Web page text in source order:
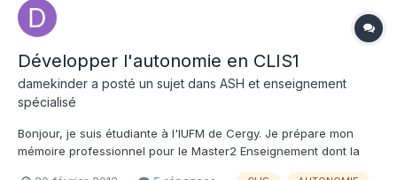
Développer l'autonomie en CLIS1
damekinder a posté un sujet dans ASH et enseignement
spécialisé
Bonjour, je suis étudiante à l'IUFM de Cergy. Je prépare mon
mémoire professionnel pour le Master2 Enseignement dont la